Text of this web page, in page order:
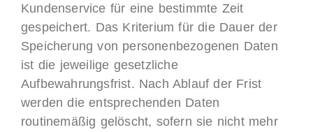
Kundenservice für eine bestimmte Zeit
gespeichert. Das Kriterium für die Dauer der
Speicherung von personenbezogenen Daten
ist die jeweilige gesetzliche
Aufbewahrungsfrist. Nach Ablauf der Frist
werden die entsprechenden Daten
routinemäßig gelöscht, sofern sie nicht mehr